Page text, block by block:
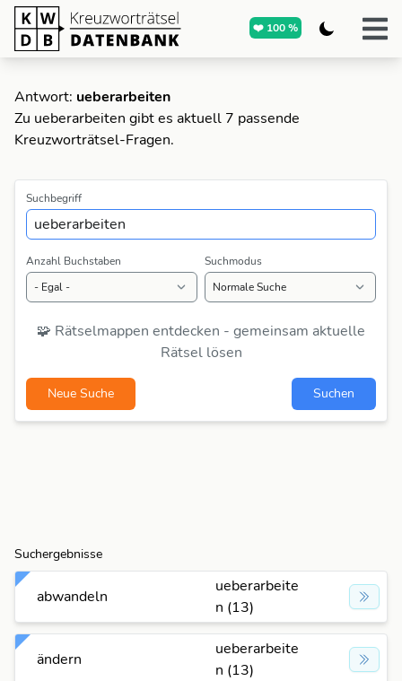
❤️ 100 %
Antwort: ueberarbeiten
Zu ueberarbeiten gibt es aktuell 7 passende
Kreuzworträtsel-Fragen.
Suchbegriff
Anzahl Buchstaben Suchmodus
🧩 Rätselmappen entdecken - gemeinsam aktuelle
Rätsel lösen
Neue Suche Suchen
Suchergebnisse
abwandeln
ueberarbeite
n (13)
ändern
ueberarbeite
n (13)